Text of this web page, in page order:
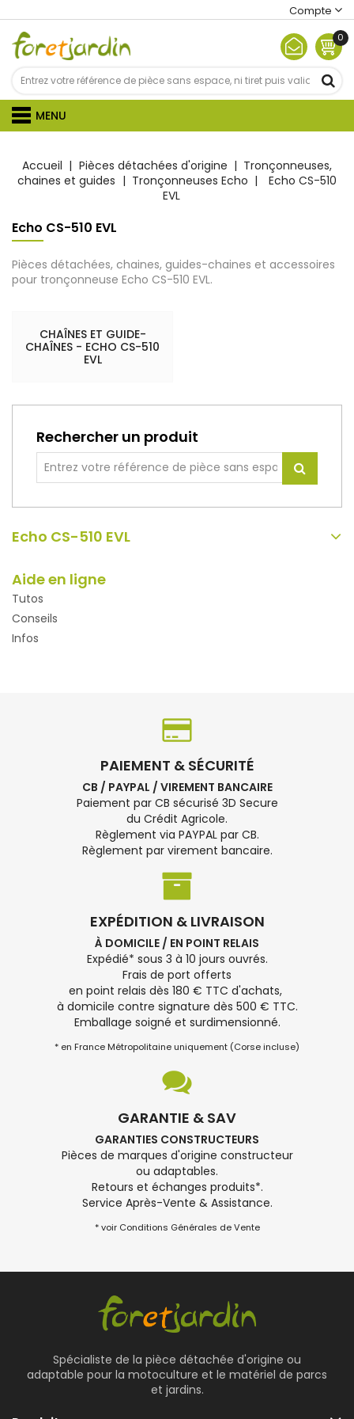
Compte
0
MENU
Accueil Pièces détachées d'origine
Tronçonneuses,
chaines et guides
Tronçonneuses Echo
Echo CS-510
EVL
Echo CS-510 EVL
Pièces détachées, chaines, guides-chaines et accessoires
pour tronçonneuse Echo CS-510 EVL.
CHAÎNES ET GUIDE-
CHAÎNES - ECHO CS-510
EVL
Rechercher un produit
Echo CS-510 EVL
Aide en ligne
Tutos
Conseils
Infos
PAIEMENT & SÉCURITÉ
CB / PAYPAL / VIREMENT BANCAIRE
Paiement par CB sécurisé 3D Secure
du Crédit Agricole.
Règlement via PAYPAL par CB.
Règlement par virement bancaire.
EXPÉDITION & LIVRAISON
À DOMICILE / EN POINT RELAIS
Expédié* sous 3 à 10 jours ouvrés.
Frais de port offerts
en point relais dès 180 € TTC d'achats,
à domicile contre signature dès 500 € TTC.
Emballage soigné et surdimensionné.
* en France Métropolitaine uniquement (Corse incluse)
GARANTIE & SAV
GARANTIES CONSTRUCTEURS
Pièces de marques d'origine constructeur
ou adaptables.
Retours et échanges produits*.
Service Après-Vente & Assistance.
* voir Conditions Générales de Vente
Spécialiste de la pièce détachée d'origine ou
adaptable pour la motoculture et le matériel de parcs
et jardins.